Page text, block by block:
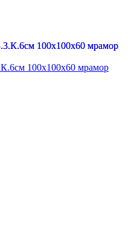
100х100х60 мрамор